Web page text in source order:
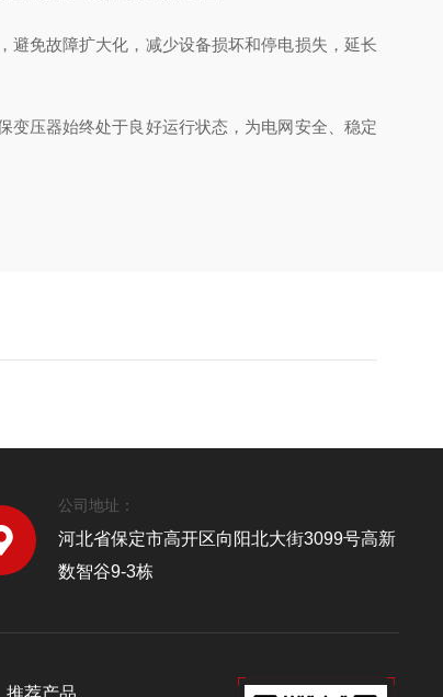
避免故障扩大化，减少设备损坏和停电损失，延长
变压器始终处于良好运行状态，为电网安全、稳定
公司地址：
河北省保定市高开区向阳北大街3099号高新
数智谷9-3栋
推荐产品